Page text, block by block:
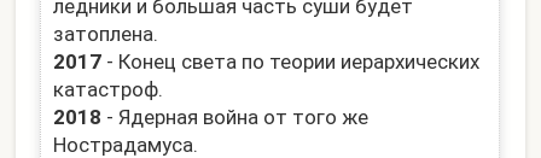
ледники и большая часть суши будет
затоплена.
2017 - Конец света по теории иерархических
катастроф.
2018 - Ядерная война от того же
Нострадамуса.